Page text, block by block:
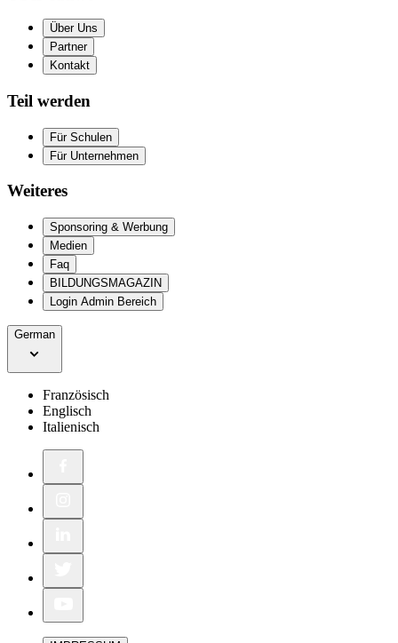
Über Uns
Partner
Kontakt
Teil werden
Für Schulen
Für Unternehmen
Weiteres
Sponsoring & Werbung
Medien
Faq
BILDUNGSMAGAZIN
Login Admin Bereich
German
Französisch
Englisch
Italienisch